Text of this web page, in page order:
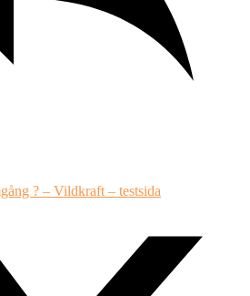
? – Vildkraft – testsida